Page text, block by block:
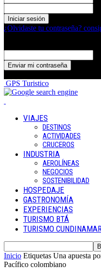
¿Olvidaste tu contraseña?
GPS Turistico
VIAJES
DESTINOS
ACTIVIDADES
CRUCEROS
INDUSTRIA
AEROLÍNEAS
NEGOCIOS
SOSTENIBILIDAD
HOSPEDAJE
GASTRONOMÍA
EXPERIENCIAS
TURISMO BTÁ
TURISMO
Inicio Etiquetas Una apuesta
Pacífico colombiano